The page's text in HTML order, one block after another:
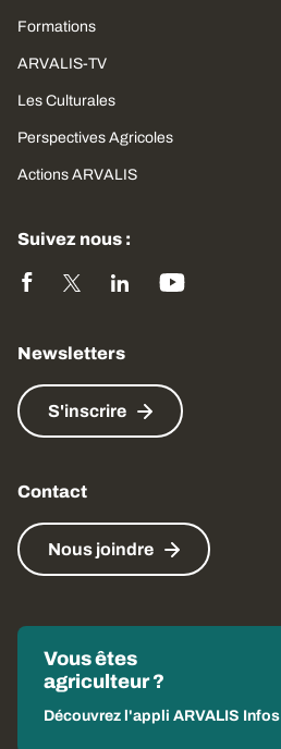
Formations
ARVALIS-TV
Les Culturales
Perspectives Agricoles
Actions ARVALIS
Suivez nous :
Newsletters
S'inscrire
Contact
Nous joindre
Vous êtes
agriculteur ?
Découvrez l'appli ARVALIS Infos